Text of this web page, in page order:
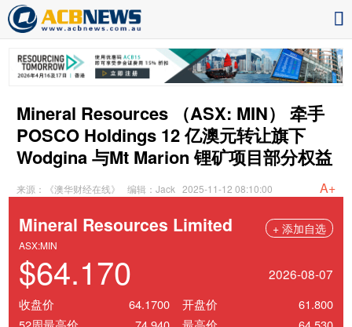
Mineral Resources （ASX: MIN） 牵手
POSCO Holdings 12 亿澳元转让旗下
Wodgina 与Mt Marion 锂矿项目部分权益
来源：《澳华财经在线》 编辑：Jack 2025-11-12 08:10:00 A+